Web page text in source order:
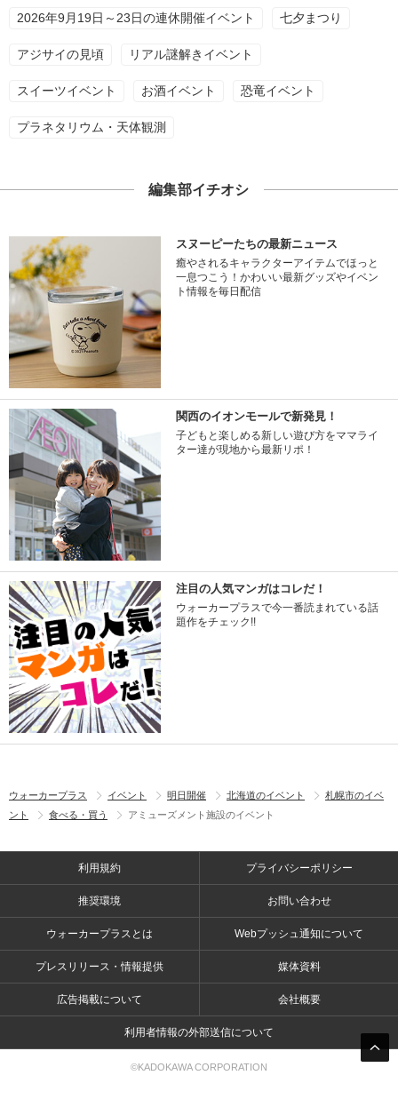
2026年9月19日～23日の連休開催イベント 七夕まつり
アジサイの見頃 リアル謎解きイベント
スイーツイベント お酒イベント 恐竜イベント
プラネタリウム・天体観測
編集部イチオシ
スヌーピーたちの最新ニュース
癒やされるキャラクターアイテムでほっと
一息つこう！かわいい最新グッズやイベン
ト情報を毎日配信
関西のイオンモールで新発見！
子どもと楽しめる新しい遊び方をママライ
ター達が現地から最新リポ！
注目の人気マンガはコレだ！
ウォーカープラスで今一番読まれている話
題作をチェック!!
ウォーカープラス イベント 明日開催 北海道のイベント
札幌市のイベ
ント
食べる・買う アミューズメント施設のイベント
利用規約 プライバシーポリシー
推奨環境 お問い合わせ
ウォーカープラスとは Webプッシュ通知について
プレスリリース・情報提供 媒体資料
広告掲載について 会社概要
利用者情報の外部送信について
©KADOKAWA CORPORATION